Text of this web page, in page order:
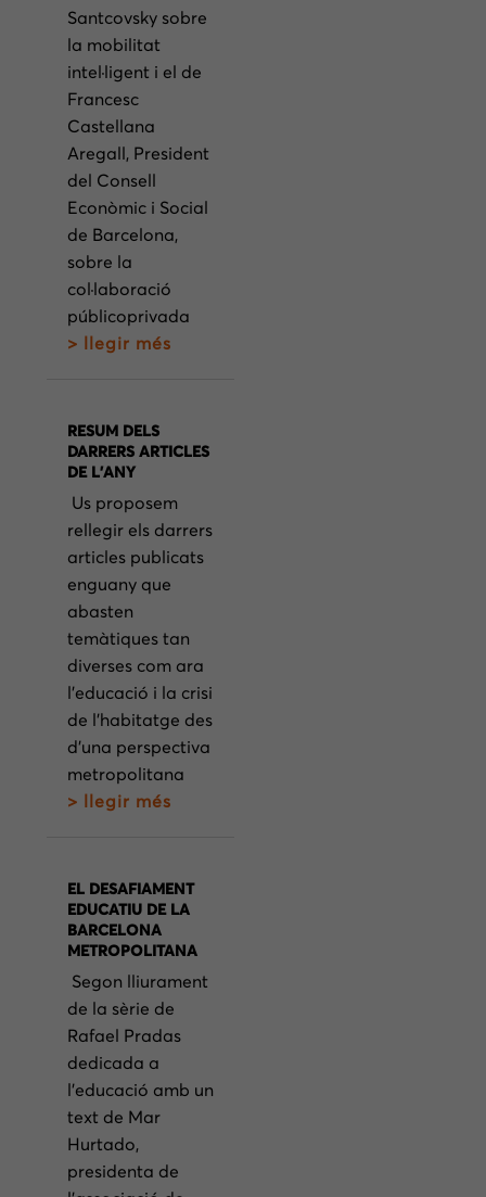
Santcovsky sobre
la mobilitat
intel·ligent i el de
Francesc
Castellana
Aregall, President
del Consell
Econòmic i Social
de Barcelona,
sobre la
col·laboració
públicoprivada
> llegir més
RESUM DELS
DARRERS ARTICLES
DE L’ANY
Us proposem
rellegir els darrers
articles publicats
enguany que
abasten
temàtiques tan
diverses com ara
l’educació i la crisi
de l’habitatge des
d’una perspectiva
metropolitana
> llegir més
EL DESAFIAMENT
EDUCATIU DE LA
BARCELONA
METROPOLITANA
Segon lliurament
de la sèrie de
Rafael Pradas
dedicada a
l’educació amb un
text de Mar
Hurtado,
presidenta de